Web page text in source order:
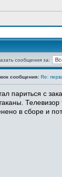
сообщения за:
сообщения: Re:
париться с
в сборе и